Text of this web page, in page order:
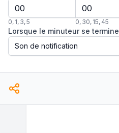
0, 1, 3,5 0, 30, 15, 45
Lorsque le minuteur se termine